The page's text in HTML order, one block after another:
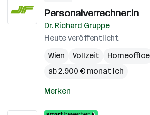
Personalverrechner:in
Dr. Richard Gruppe
Heute veröffentlicht
Wien
Vollzeit
Homeoffice
ab 2.900 € monatlich
Merken